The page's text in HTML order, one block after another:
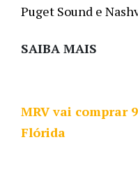
Puget Sound e
SAIBA MAIS
MRV vai comprar
Flórida